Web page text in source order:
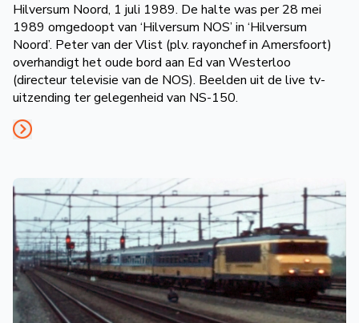
Hilversum Noord, 1 juli 1989. De halte was per 28 mei
1989 omgedoopt van ‘Hilversum NOS’ in ‘Hilversum
Noord’. Peter van der Vlist (plv. rayonchef in Amersfoort)
overhandigt het oude bord aan Ed van Westerloo
(directeur televisie van de NOS). Beelden uit de live tv-
uitzending ter gelegenheid van NS-150.